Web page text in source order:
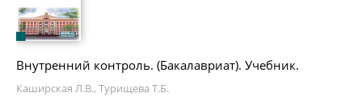
Внутренний контроль. (Бакалавриат). Учебник.
Каширская Л.В., Турищева Т.Б.